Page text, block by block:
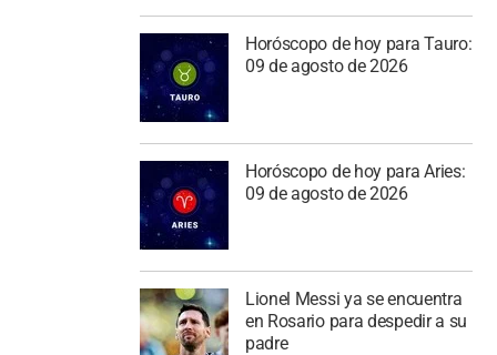
Horóscopo de hoy para Tauro:
09 de agosto de 2026
Horóscopo de hoy para Aries:
09 de agosto de 2026
Lionel Messi ya se encuentra
en Rosario para despedir a su
padre